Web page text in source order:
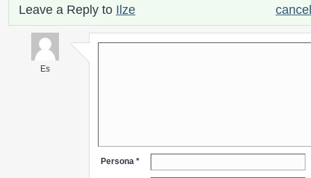
Leave a Reply to Ilze
Es
Persona *